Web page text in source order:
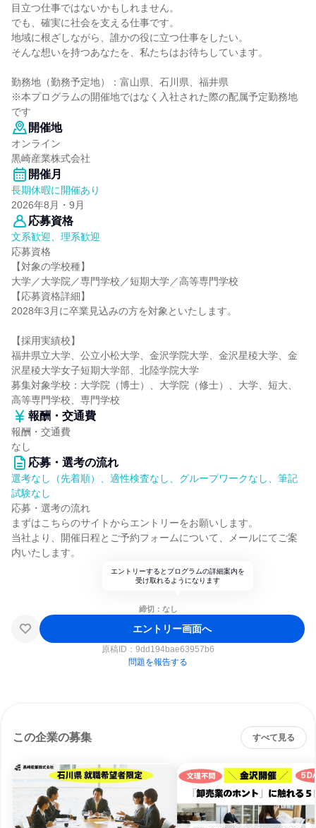
目立つ仕事ではないかもしれません。
でも、確実に社会を支える仕事です。
地域に根ざしながら、誰かの役に立つ仕事をしたい。
そんな想いを持つあなたを、私たちはお待ちしています。
勤務地（勤務予定地）：富山県、石川県、福井県
※本プログラムの開催地ではなく入社された際の配属予定勤務地
です
開催地
オンライン
黒崎産業株式会社
開催月
長期休暇に開催あり
2026年8月・9月
応募資格
文系歓迎、理系歓迎
応募資格
【対象の学校種】
大学／大学院／専門学校／短期大学／高等専門学校
【応募資格詳細】
2028年3月に卒業見込みの方を対象といたします。
【採用実績校】
福井県立大学、公立小松大学、金沢学院大学、金沢星稜大学、金
沢星稜大学女子短期大学部、北陸学院大学
募集対象学校：大学院（博士）、大学院（修士）、大学、短大、
高等専門学校、専門学校
報酬・交通費
報酬・交通費
なし
応募・選考の流れ
選考なし（先着順）、適性検査なし、グループワークなし、筆記
試験なし
応募・選考の流れ
まずはこちらのサイトからエントリーをお願いします。
当社より、開催日程とご予約フォームについて、メールにてご案
内いたします。
エントリーするとプログラムの詳細案内を
受け取れるようになります
締切：なし
エントリー画面へ
原稿ID： 9dd194bae63957b6
問題を報告する
この企業の募集 すべて見る